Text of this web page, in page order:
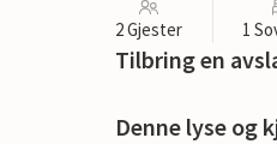
2 Gjester 1
Tilbring en
Denne lyse og